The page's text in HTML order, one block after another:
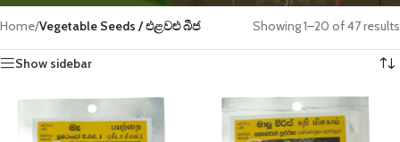
Home/Vegetable Seeds / එළවළු බීජ Showing 1–20 of 47 results
Show sidebar